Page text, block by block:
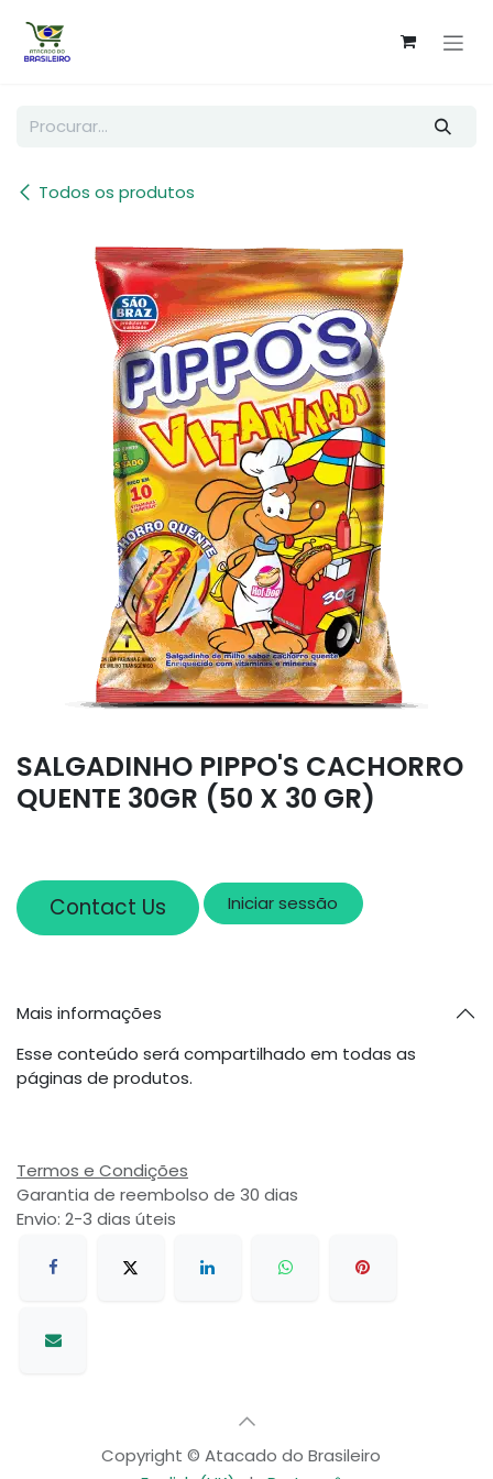
Todos os produtos
SALGADINHO PIPPO'S CACHORRO
QUENTE 30GR (50 X 30 GR)
Contact Us Iniciar sessão
Mais informações
Esse conteúdo será compartilhado em todas as
páginas de produtos.
Termos e Condições
Garantia de reembolso de 30 dias
Envio: 2-3 dias úteis
Copyright © Atacado do Brasileiro